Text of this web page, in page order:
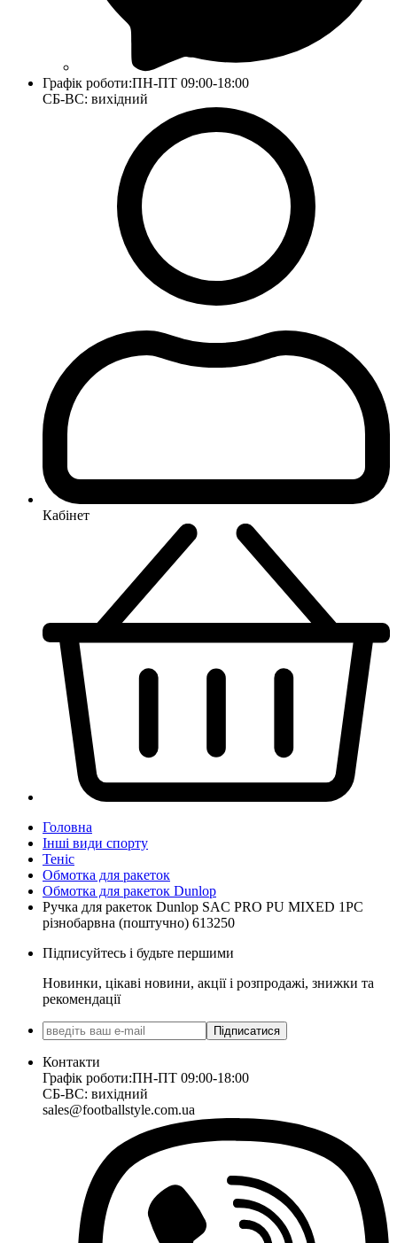
Графік роботи:ПН-ПТ 09:00-18:00
СБ-ВС: вихідний
Кабінет
Головна
Інші види спорту
Теніс
Обмотка для ракеток
Обмотка для ракеток Dunlop
Ручка для ракеток Dunlop SAC PRO PU MIXED 1PC
різнобарвна (поштучно) 613250
Підписуйтесь і будьте першими
Новинки, цікаві новини, акції і розпродажі, знижки та
рекомендації
Підписатися
Контакти
Графік роботи:ПН-ПТ 09:00-18:00
СБ-ВС: вихідний
sales@footballstyle.com.ua